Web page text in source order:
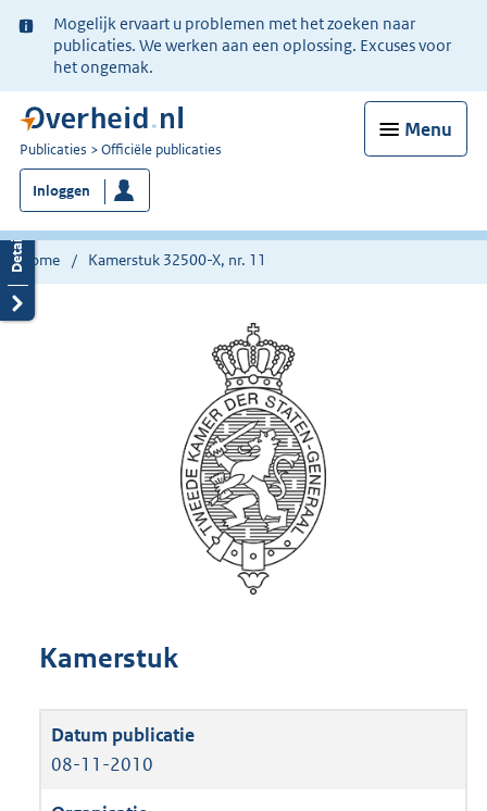
Ter
informatie:
Mogelijk ervaart u problemen met het zoeken naar
publicaties. We werken aan een oplossing. Excuses voor
het ongemak.
Menu
U
bent
nu
hier:
Publicaties Officiële publicaties
Inloggen
Home Kamerstuk 32500-X, nr. 11
Kamerstuk
08-11-2010